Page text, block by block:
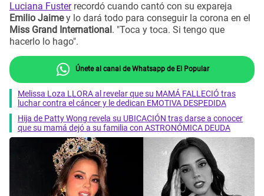
Luciana Fusterrecordó cuando cantó con su expareja
Emilio Jaimey lo dará todo para conseguir la corona en el
Miss Grand International . "Toca y toca. Si tengo que
hacerlo lo hago".
Únete al canal de Whatsapp de El Popular
Melissa Loza LLORA al revelar que su MAMÁ FALLECIÓ tras
luchar contra el cáncer y le dedican EMOTIVA DESPEDIDA
Hija de Patty Wong revela su UBICACIÓN tras darse a conocer
que su mamá dejó a su familia con ASTRONÓMICA DEUDA